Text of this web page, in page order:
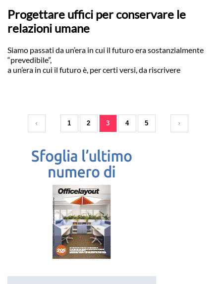
Progettare uffici per conservare le
relazioni umane
Siamo passati da un’era in cui il futuro era sostanzialmente
“prevedibile”,
a un’era in cui il futuro è, per certi versi, da riscrivere
1 2 3 4 5